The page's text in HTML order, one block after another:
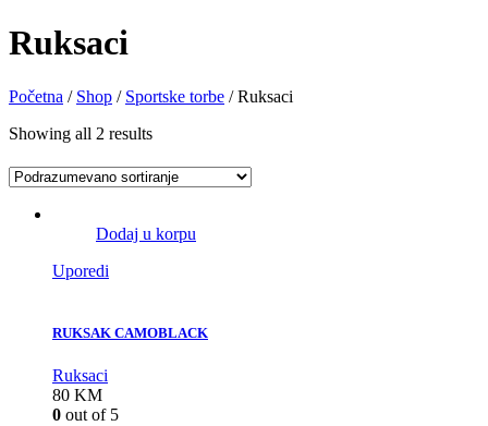
Ruksaci
Početna / Shop / Sportske torbe / Ruksaci
Showing all 2 results
Dodaj u korpu
Uporedi
RUKSAK CAMOBLACK
Ruksaci
80 KM
0 out of 5